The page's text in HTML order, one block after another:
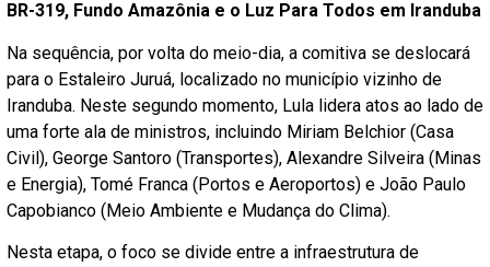
BR-319, Fundo Amazônia e o Luz Para Todos em Iranduba
Na sequência, por volta do meio-dia, a comitiva se deslocará
para o Estaleiro Juruá, localizado no município vizinho de
Iranduba. Neste segundo momento, Lula lidera atos ao lado de
uma forte ala de ministros, incluindo Miriam Belchior (Casa
Civil), George Santoro (Transportes), Alexandre Silveira (Minas
e Energia), Tomé Franca (Portos e Aeroportos) e João Paulo
Capobianco (Meio Ambiente e Mudança do Clima).
Nesta etapa, o foco se divide entre a infraestrutura de